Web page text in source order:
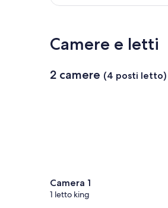
Camere e letti
2 camere (4 posti letto)
Camera 1
1 letto king